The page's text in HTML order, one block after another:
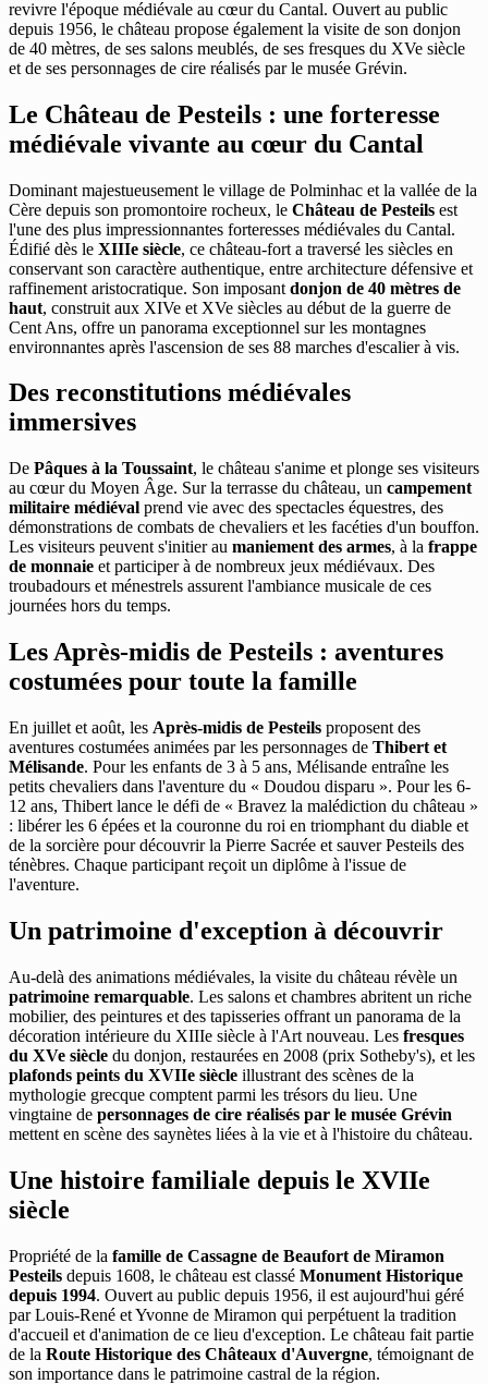
revivre l'époque médiévale au cœur du Cantal. Ouvert au public
depuis 1956, le château propose également la visite de son donjon
de 40 mètres, de ses salons meublés, de ses fresques du XVe siècle
et de ses personnages de cire réalisés par le musée Grévin.
Le Château de Pesteils : une forteresse
médiévale vivante au cœur du Cantal
Dominant majestueusement le village de Polminhac et la vallée de la
Cère depuis son promontoire rocheux, le Château de Pesteils est
l'une des plus impressionnantes forteresses médiévales du Cantal.
Édifié dès le XIIIe siècle, ce château-fort a traversé les siècles en
conservant son caractère authentique, entre architecture défensive et
raffinement aristocratique. Son imposant donjon de 40 mètres de
haut, construit aux XIVe et XVe siècles au début de la guerre de
Cent Ans, offre un panorama exceptionnel sur les montagnes
environnantes après l'ascension de ses 88 marches d'escalier à vis.
Des reconstitutions médiévales
immersives
De Pâques à la Toussaint, le château s'anime et plonge ses visiteurs
au cœur du Moyen Âge. Sur la terrasse du château, un campement
militaire médiéval prend vie avec des spectacles équestres, des
démonstrations de combats de chevaliers et les facéties d'un bouffon.
Les visiteurs peuvent s'initier au maniement des armes, à la frappe
de monnaie et participer à de nombreux jeux médiévaux. Des
troubadours et ménestrels assurent l'ambiance musicale de ces
journées hors du temps.
Les Après-midis de Pesteils : aventures
costumées pour toute la famille
En juillet et août, les Après-midis de Pesteils proposent des
aventures costumées animées par les personnages de Thibert et
Mélisande. Pour les enfants de 3 à 5 ans, Mélisande entraîne les
petits chevaliers dans l'aventure du « Doudou disparu ». Pour les 6-
12 ans, Thibert lance le défi de « Bravez la malédiction du château »
: libérer les 6 épées et la couronne du roi en triomphant du diable et
de la sorcière pour découvrir la Pierre Sacrée et sauver Pesteils des
ténèbres. Chaque participant reçoit un diplôme à l'issue de
l'aventure.
Un patrimoine d'exception à découvrir
Au-delà des animations médiévales, la visite du château révèle un
patrimoine remarquable. Les salons et chambres abritent un riche
mobilier, des peintures et des tapisseries offrant un panorama de la
décoration intérieure du XIIIe siècle à l'Art nouveau. Les fresques
du XVe siècle du donjon, restaurées en 2008 (prix Sotheby's), et les
plafonds peints du XVIIe siècle illustrant des scènes de la
mythologie grecque comptent parmi les trésors du lieu. Une
vingtaine de personnages de cire réalisés par le musée Grévin
mettent en scène des saynètes liées à la vie et à l'histoire du château.
Une histoire familiale depuis le XVIIe
siècle
Propriété de la famille de Cassagne de Beaufort de Miramon
Pesteils depuis 1608, le château est classé Monument Historique
depuis 1994. Ouvert au public depuis 1956, il est aujourd'hui géré
par Louis-René et Yvonne de Miramon qui perpétuent la tradition
d'accueil et d'animation de ce lieu d'exception. Le château fait partie
de la Route Historique des Châteaux d'Auvergne, témoignant de
son importance dans le patrimoine castral de la région.